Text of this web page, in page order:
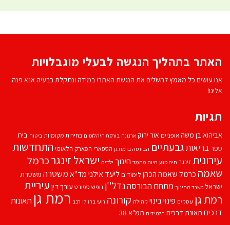
האתר בתהליך הנגשה לבעלי מוגבלויות
אנו עושים כל מאמץ להשלים את הנגשת האתר! במידה ונתקלת בבעיה אנא פנה
אלינו!
תגיות
אביהוא בן משהאופניים אור ירוק ארנונה בורסת היהלומים בחירות מקומיות ביטוח בית
ספרבריאותגבעתיים הבורסה ברמת גן הספארי הפארק הלאומי התחדשות
עירוניתזינגר חיה מנע חיות מחמד חינוך ילדים ישראל זינגרכרמל
שאמה כרמל שאמה הכהן לימודים ליעד אילנימד''אמשטרה משטרת
ישראל משרד החינוך מתחם הבורסהנדל''ן נופש ספורט עורך דין עיריית
רמת גן עסקים פינוי בינוי קהילה קורונה רועי ברזילי רכב רמת גן תאונות
דרכים תאונת דרכים תלמידים תמ"א 38